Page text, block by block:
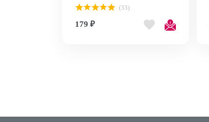
MNP28
(33)
179 ₽